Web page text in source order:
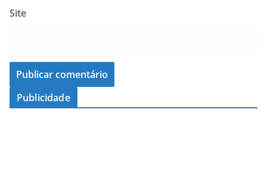
Site
Publicidade